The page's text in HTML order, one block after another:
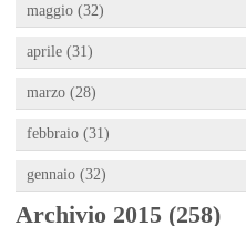
maggio (32)
aprile (31)
marzo (28)
febbraio (31)
gennaio (32)
Archivio 2015 (258)